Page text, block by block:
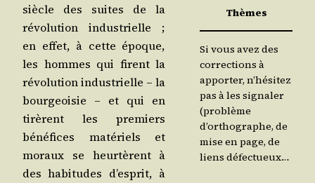
siècle des suites de la
révo­lu­tion indus­trielle ;
en effet, à cette époque,
les hommes qui firent la
révo­lu­tion indus­trielle – la
bour­geoi­sie – et qui en
tirèrent les pre­miers
béné­fices maté­riels et
moraux se heur­tèrent à
des habi­tudes d’es­prit, à
Thèmes
Si vous avez des
corrections à
apporter, n’hésitez
pas à les signaler
(problème
d’orthographe, de
mise en page, de
liens défectueux…